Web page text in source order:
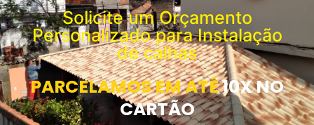
Solicite um Orçamento
Personalizado para Instalação
de calhas
PARCELAMOS EM ATÉ10X NO
CARTÃO